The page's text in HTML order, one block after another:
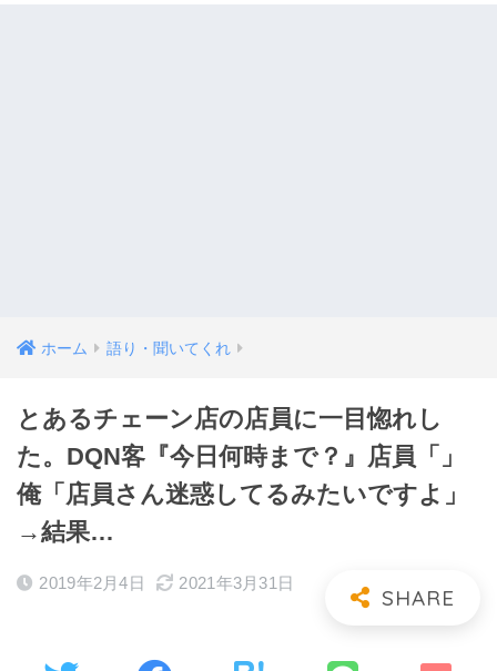
ホーム 語り・聞いてくれ
とあるチェーン店の店員に一目惚れし
た。DQN客『今日何時まで？』店員「」
俺「店員さん迷惑してるみたいですよ」
→結果…
2019年2月4日 2021年3月31日